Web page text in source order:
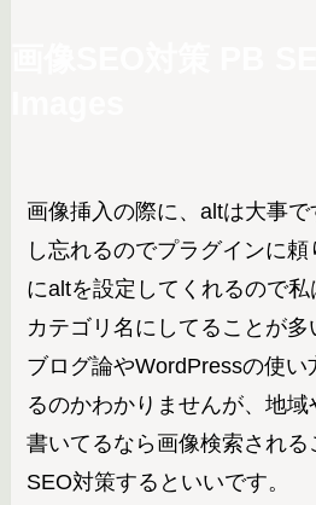
画像挿入の際に、altは大事
し忘れるのでプラグインに
にaltを設定してくれるので
カテゴリ名にしてることが多
ブログ論やWordPressの使い
るのかわかりませんが、地
書いてるなら画像検索され
SEO対策するといいです。